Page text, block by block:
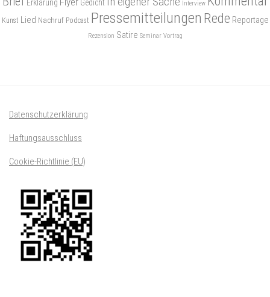
Erklärung Gedicht Interview
Kunst Lied Nachruf Podcast Pressemitteilungen Rede Reportage
Rezension Satire Seminar Vortrag
Datenschutzerklärung
Haftungsausschluss
Cookie-Richtlinie (EU)